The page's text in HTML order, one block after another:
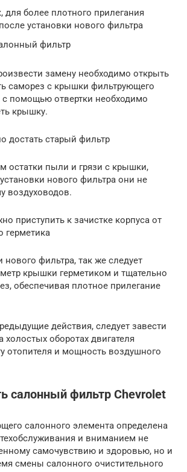
для более плотного прилегания
установки нового фильтра
фильтр
замену необходимо открыть
саморез с крышки фильтрующего
с помощью отвертки необходимо
крышку.
достать старый фильтр
остатки пыли и грязи с крышки,
нового фильтра они не
воздуховодов.
приступить к зачистке корпуса от
герметика
нового фильтра, так же следует
крышки герметиком и тщательно
обеспечивая плотное прилегание
действия, следует завести
холостых оборотах двигателя
отопителя и мощность воздушного
салонный фильтр Chevrolet
салонного элемента определена
и вниманием не
самочувствию и здоровью, но и
смены салонного очистительного